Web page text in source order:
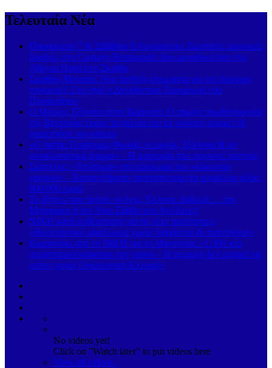
Τελευταία Νέα
Παρασκευή 7 & Σάββατο 8 Αυγούστου: Ζωντανές μουσικές
βραδιές στο Carnayo Restaurant! Δύο μοναδικά live στο
Alkyon Hotel στη Σκιάθο
Σκιάθος-Μονακό: Νέα διεθνής συμμαχία για τον βιώσιμο
τουρισμό! Στο νησί η Διευθύντρια Τουρισμού του
Πριγκιπάτου
Ο Μπόρις Τζόνσον στην Κάρυστο: Ο πρώην πρωθυπουργός
της Βρετανίας έκανε τα ψώνια του σε σούπερ μάρκετ &
χαιρετούσε τον κόσμο
«Ο πατήρ Γεράσιμος Φωκάς, ο μικρός Τζόσουα & το
συγκλονιστικό όραμα» – Η μαρτυρία που συγκινεί πιστούς
Σκόπελος: «Χτύπημα» στο κύκλωμα του «κόκκινου
χρυσού» – Κατασχέθηκαν προστατευόμενα κοράλλια αξίας
800.000 ευρώ
Το βίντεο που πρέπει να δεις, Έλληνα: Διάλεξε… τον
Μηταράκη ή τον Άγιο Σάββα του Αχιλλέως!
ΝΙΚΗ κατά κυβέρνησης για τις νέες ταυτότητες:
«Ηλεκτρονικό φακέλωμα χωρίς διαφάνεια & απαντήσεις»
Καμπανάκι από τη ΝΙΚΗ για τη Μαγνησία: «1.300 νέα
περιστατικά καρκίνου τον χρόνο – Η περιοχή δεν μπορεί να
μείνει χωρίς Ογκολογική Κλινική»
No videos yet!
Click on "Watch later" to put videos here
View all videos